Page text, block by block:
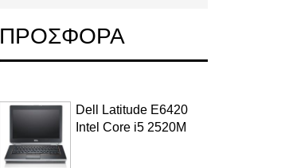
ΠΡΟΣΦΟΡΑ
Dell Latitude E6420
Intel Core i5 2520M